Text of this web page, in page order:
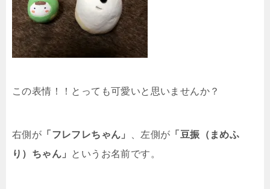
この表情！！とっても可愛いと思いませんか？
右側が 「フレフレちゃん」 、左側が 「豆振（まめふ
り）ちゃん」 というお名前です。